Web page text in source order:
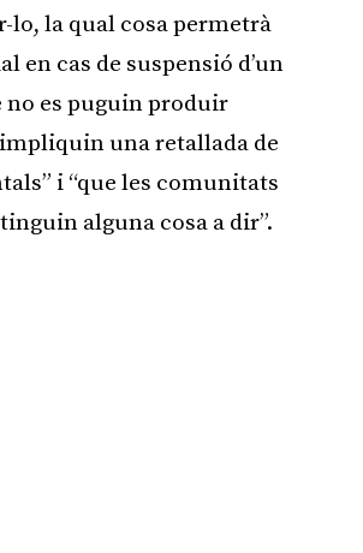
lo, la qual cosa permetrà
en cas de suspensió d’un
no es puguin produir
una retallada de
i “que les comunitats
alguna cosa a dir”.